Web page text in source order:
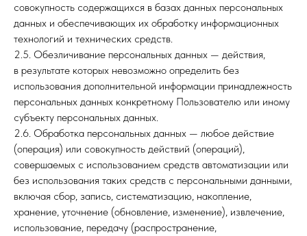
совокупность содержащихся в базах данных персональных
данных и обеспечивающих их обработку информационных
технологий и технических средств.
2.5. Обезличивание персональных данных — действия,
в результате которых невозможно определить без
использования дополнительной информации принадлежность
персональных данных конкретному Пользователю или иному
субъекту персональных данных.
2.6. Обработка персональных данных — любое действие
(операция) или совокупность действий (операций),
совершаемых с использованием средств автоматизации или
без использования таких средств с персональными данными,
включая сбор, запись, систематизацию, накопление,
хранение, уточнение (обновление, изменение), извлечение,
использование, передачу (распространение,